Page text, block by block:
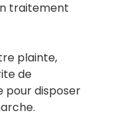
traitement
plainte,
de
pour disposer